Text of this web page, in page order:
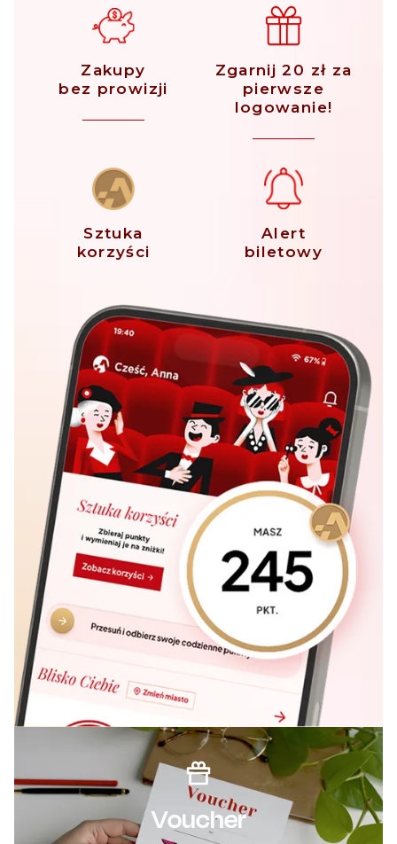
Zakupy
bez prowizji
Zgarnij 20 zł za
pierwsze
logowanie!
Sztuka
korzyści
Alert
biletowy
Voucher